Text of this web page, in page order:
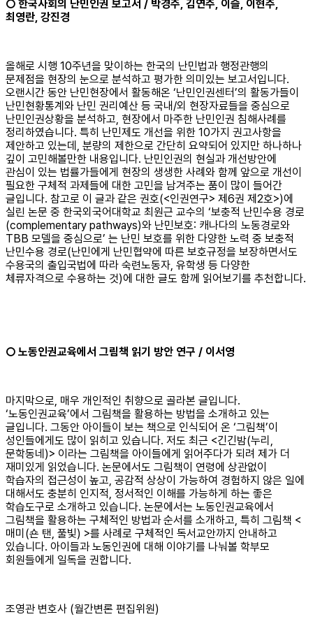
○ 한국사회의 난민인권 보고서 / 박경주, 김연주, 이슬, 이현주,
최영란, 강진경
올해로 시행 10주년을 맞이하는 한국의 난민법과 행정관행의
문제점을 현장의 눈으로 분석하고 평가한 의미있는 보고서입니다.
오랜시간 동안 난민현장에서 활동해온 ‘난민인권센터’의 활동가들이
난민현황통계와 난민 권리예산 등 국내/외 현장자료들을 중심으로
난민인권상황을 분석하고, 현장에서 마주한 난민인권 침해사례를
정리하였습니다. 특히 난민제도 개선을 위한 10가지 권고사항을
제안하고 있는데, 분량의 제한으로 간단히 요약되어 있지만 하나하나
깊이 고민해볼만한 내용입니다. 난민인권의 현실과 개선방안에
관심이 있는 법률가들에게 현장의 생생한 사례와 함께 앞으로 개선이
필요한 구체적 과제들에 대한 고민을 남겨주는 품이 많이 들어간
글입니다. 참고로 이 글과 같은 권호(<인권연구> 제6권 제2호>)에
실린 논문 중 한국외국어대학교 최원근 교수의 ‘보충적 난민수용 경로
(complementary pathways)와 난민보호: 캐나다의 노동경로와
TBB 모델을 중심으로’ 는 난민 보호를 위한 다양한 노력 중 보충적
난민수용 경로(난민에게 난민협약에 따른 보호규정을 보장하면서도
수용국의 출입국법에 따라 숙련노동자, 유학생 등 다양한
체류자격으로 수용하는 것)에 대한 글도 함께 읽어보기를 추천합니다.
○ 노동인권교육에서 그림책 읽기 방안 연구 / 이서영
마지막으로, 매우 개인적인 취향으로 골라본 글입니다.
‘노동인권교육’에서 그림책을 활용하는 방법을 소개하고 있는
글입니다. 그동안 아이들이 보는 책으로 인식되어 온 ‘그림책’이
성인들에게도 많이 읽히고 있습니다. 저도 최근 <긴긴밤(누리,
문학동네)> 이라는 그림책을 아이들에게 읽어주다가 되려 제가 더
재미있게 읽었습니다. 논문에서도 그림책이 연령에 상관없이
학습자의 접근성이 높고, 공감적 상상이 가능하여 경험하지 않은 일에
대해서도 충분히 인지적, 정서적인 이해를 가능하게 하는 좋은
학습도구로 소개하고 있습니다. 논문에서는 노동인권교육에서
그림책을 활용하는 구체적인 방법과 순서를 소개하고, 특히 그림책 <
매미(숀 탠, 풀빛) >를 사례로 구체적인 독서교안까지 안내하고
있습니다. 아이들과 노동인권에 대해 이야기를 나눠볼 학부모
회원들에게 일독을 권합니다.
조영관 변호사 (월간변론 편집위원)